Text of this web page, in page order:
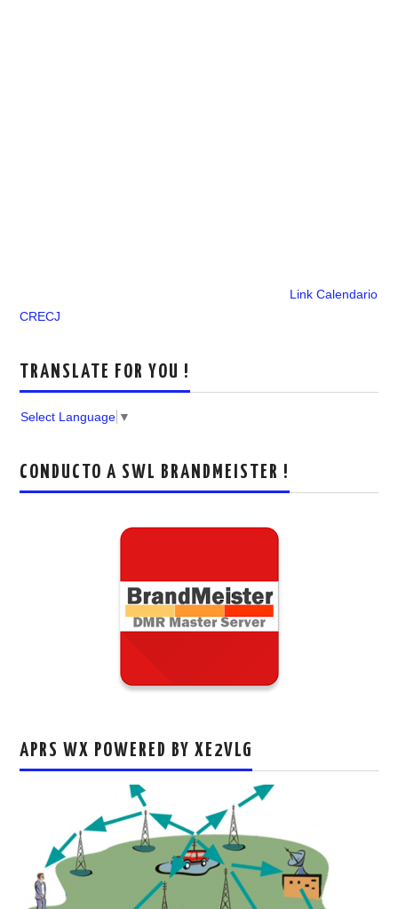
Link Calendario
CRECJ
TRANSLATE FOR YOU !
Select Language ▼
CONDUCTO A SWL BRANDMEISTER !
APRS WX POWERED BY XE2VLG